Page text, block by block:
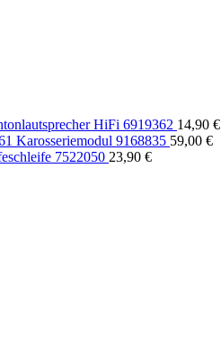
HiFi 6919362 14,90 €
Karosseriemodul 9168835 59,00 €
7522050 23,90 €